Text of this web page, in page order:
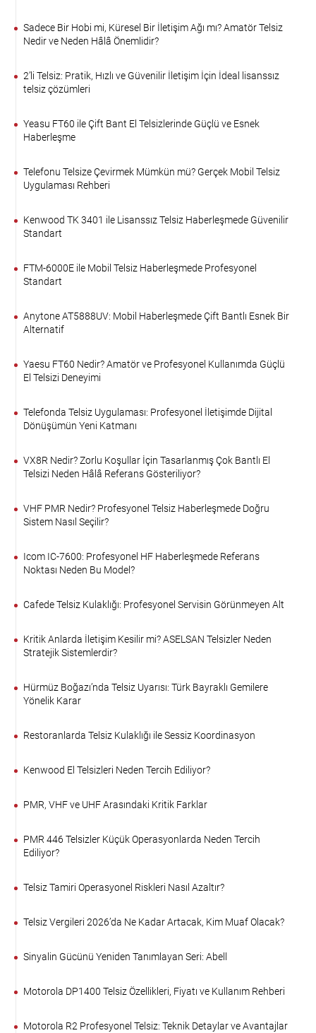
Sadece Bir Hobi mi, Küresel Bir İletişim Ağı mı? Amatör Telsiz
Nedir ve Neden Hâlâ Önemlidir?
2’li Telsiz: Pratik, Hızlı ve Güvenilir İletişim İçin İdeal lisanssız
telsiz çözümleri
Yeasu FT60 ile Çift Bant El Telsizlerinde Güçlü ve Esnek
Haberleşme
Telefonu Telsize Çevirmek Mümkün mü? Gerçek Mobil Telsiz
Uygulaması Rehberi
Kenwood TK 3401 ile Lisanssız Telsiz Haberleşmede Güvenilir
Standart
FTM-6000E ile Mobil Telsiz Haberleşmede Profesyonel
Standart
Anytone AT5888UV: Mobil Haberleşmede Çift Bantlı Esnek Bir
Alternatif
Yaesu FT60 Nedir? Amatör ve Profesyonel Kullanımda Güçlü
El Telsizi Deneyimi
Telefonda Telsiz Uygulaması: Profesyonel İletişimde Dijital
Dönüşümün Yeni Katmanı
VX8R Nedir? Zorlu Koşullar İçin Tasarlanmış Çok Bantlı El
Telsizi Neden Hâlâ Referans Gösteriliyor?
VHF PMR Nedir? Profesyonel Telsiz Haberleşmede Doğru
Sistem Nasıl Seçilir?
Icom IC-7600: Profesyonel HF Haberleşmede Referans
Noktası Neden Bu Model?
Cafede Telsiz Kulaklığı: Profesyonel Servisin Görünmeyen Alt
Kritik Anlarda İletişim Kesilir mi? ASELSAN Telsizler Neden
Stratejik Sistemlerdir?
Hürmüz Boğazı’nda Telsiz Uyarısı: Türk Bayraklı Gemilere
Yönelik Karar
Restoranlarda Telsiz Kulaklığı ile Sessiz Koordinasyon
Kenwood El Telsizleri Neden Tercih Ediliyor?
PMR, VHF ve UHF Arasındaki Kritik Farklar
PMR 446 Telsizler Küçük Operasyonlarda Neden Tercih
Ediliyor?
Telsiz Tamiri Operasyonel Riskleri Nasıl Azaltır?
Telsiz Vergileri 2026’da Ne Kadar Artacak, Kim Muaf Olacak?
Sinyalin Gücünü Yeniden Tanımlayan Seri: Abell
Motorola DP1400 Telsiz Özellikleri, Fiyatı ve Kullanım Rehberi
Motorola R2 Profesyonel Telsiz: Teknik Detaylar ve Avantajlar